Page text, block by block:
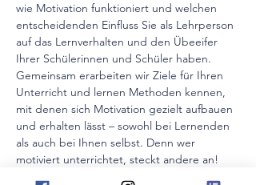
wie Motivation funktioniert und welchen
entscheidenden Einfluss Sie als Lehrperson
auf das Lernverhalten und den Übeeifer
Ihrer Schülerinnen und Schüler haben.
Gemeinsam erarbeiten wir Ziele für Ihren
Unterricht und lernen Methoden kennen,
mit denen sich Motivation gezielt aufbauen
und erhalten lässt – sowohl bei Lernenden
als auch bei Ihnen selbst. Denn wer
motiviert unterrichtet, steckt andere an!